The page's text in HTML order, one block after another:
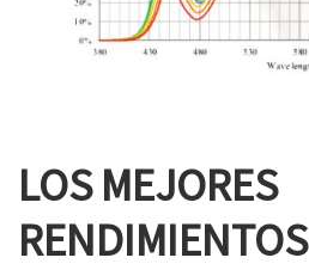
LOS MEJORES
RENDIMIENTOS